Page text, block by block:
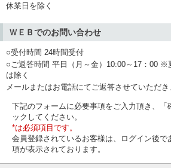
休業日を除く
ＷＥＢでのお問い合わせ
○受付時間 24時間受付
○ご返答時間 平日（月～金）10:00～17：00 ※
は除く
メールまたはお電話にてご返答させていただき
下記のフォームに必要事項をご入力頂き、「
ックしてください。
*は必須項目です。
会員登録されているお客様は、ログイン後で
項が表示されております。